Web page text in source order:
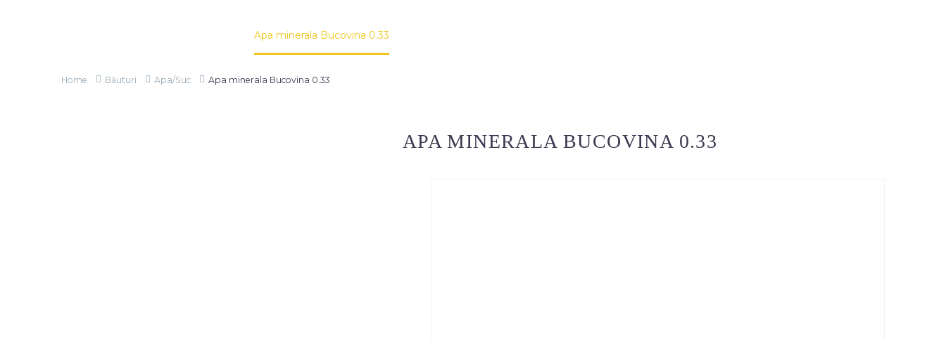
Apa minerala Bucovina 0.33
Home Băuturi Apa/Suc Apa minerala Bucovina 0.33
APA MINERALA BUCOVINA 0.33